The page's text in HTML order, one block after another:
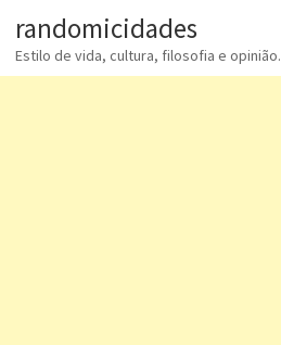
randomicidades
Estilo de vida, cultura, filosofia e opinião.